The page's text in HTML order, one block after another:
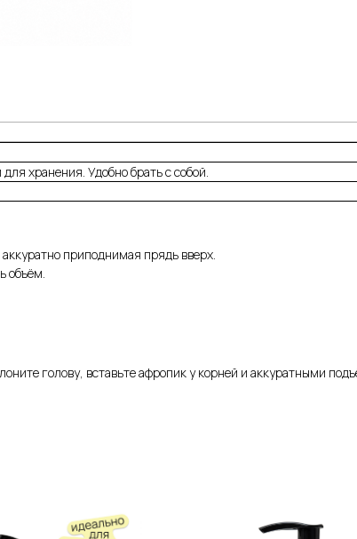
хранения. Удобно брать с собой.
приподнимая прядь вверх.
объём.
голову, вставьте афропик у корней и аккуратными